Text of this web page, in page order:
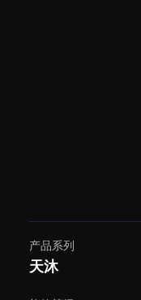
产品系列
天沐